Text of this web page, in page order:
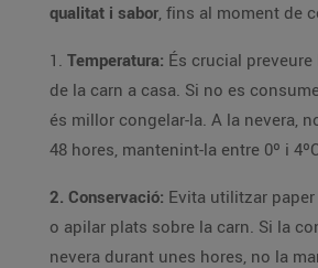
qualitat i sabor, fins al moment de
1. Temperatura: És crucial
de la carn a casa. Si no es
és millor congelar-la. A la nevera,
48 hores, mantenint-la entre 0º i
2. Conservació: Evita utilitzar
o apilar plats sobre la carn. Si la
nevera durant unes hores, no la